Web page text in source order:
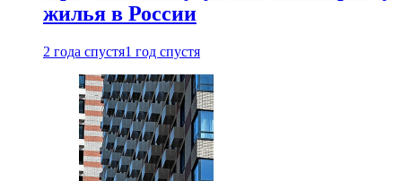
жилья в России
2 года спустя1 год спустя